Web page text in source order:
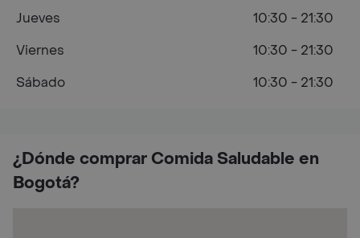
¿Dónde comprar Comida Saludable en
Bogotá?
Jueves
10:30 - 21:30
Viernes
10:30 - 21:30
Sábado
10:30 - 21:30